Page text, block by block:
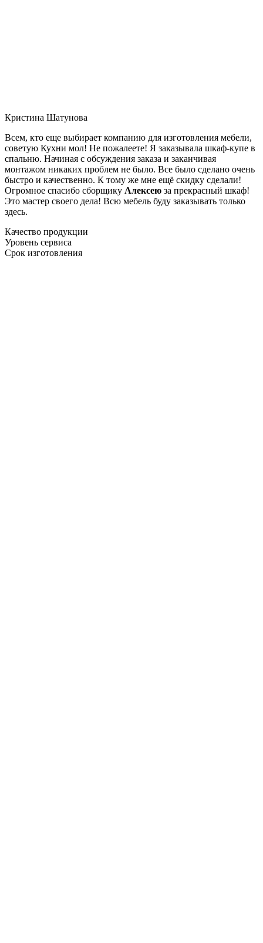
Кристина Шатунова
Всем, кто еще выбирает компанию для изготовления мебели,
советую Кухни мол! Не пожалеете! Я заказывала шкаф-купе в
спальню. Начиная с обсуждения заказа и заканчивая
монтажом никаких проблем не было. Все было сделано очень
быстро и качественно. К тому же мне ещё скидку сделали!
Огромное спасибо сборщику Алексею за прекрасный шкаф!
Это мастер своего дела! Всю мебель буду заказывать только
здесь.
Качество продукции
Уровень сервиса
Срок изготовления